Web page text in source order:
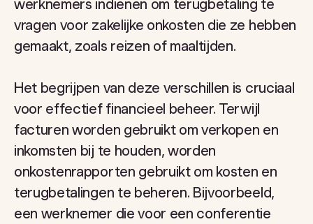
werknemers indienen om terugbetaling te
vragen voor zakelijke onkosten die ze hebben
gemaakt, zoals reizen of maaltijden.
Het begrijpen van deze verschillen is cruciaal
voor effectief financieel beheer. Terwijl
facturen worden gebruikt om verkopen en
inkomsten bij te houden, worden
onkostenrapporten gebruikt om kosten en
terugbetalingen te beheren. Bijvoorbeeld,
een werknemer die voor een conferentie